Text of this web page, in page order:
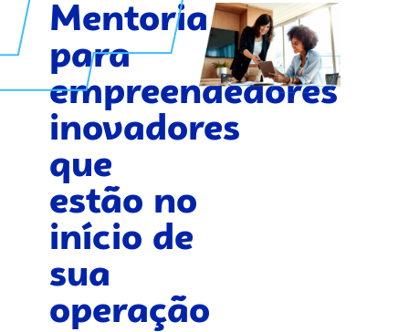
Mentoria
para
empreendedores
inovadores
que
estão no
início de
sua
operação